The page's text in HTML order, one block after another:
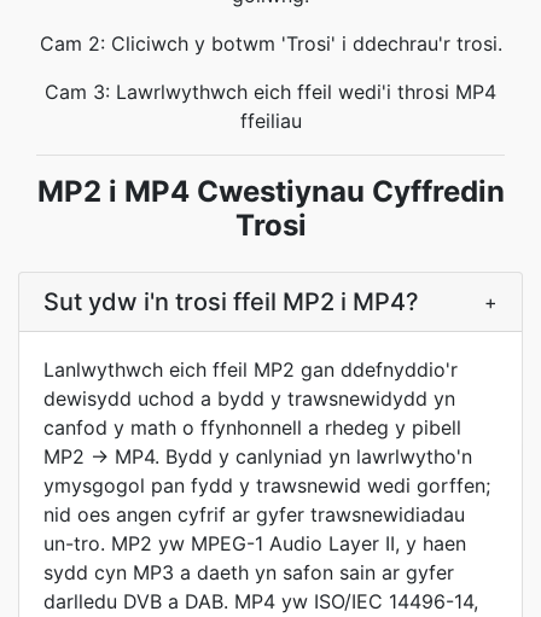
Cam 2: Cliciwch y botwm 'Trosi' i ddechrau'r trosi.
Cam 3: Lawrlwythwch eich ffeil wedi'i throsi MP4
ffeiliau
MP2 i MP4 Cwestiynau Cyffredin
Trosi
Sut ydw i'n trosi ffeil MP2 i MP4? +
Lanlwythwch eich ffeil MP2 gan ddefnyddio'r
dewisydd uchod a bydd y trawsnewidydd yn
canfod y math o ffynhonnell a rhedeg y pibell
MP2 → MP4. Bydd y canlyniad yn lawrlwytho'n
ymysgogol pan fydd y trawsnewid wedi gorffen;
nid oes angen cyfrif ar gyfer trawsnewidiadau
un-tro. MP2 yw MPEG-1 Audio Layer II, y haen
sydd cyn MP3 a daeth yn safon sain ar gyfer
darlledu DVB a DAB. MP4 yw ISO/IEC 14496-14,